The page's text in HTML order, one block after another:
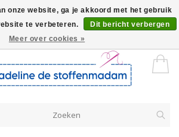
Onze stoffen worden verkocht per 10 cm.
onze website, ga je akkoord met het gebruik
te verbeteren.
Dit bericht verbergen
Meer over cookies »